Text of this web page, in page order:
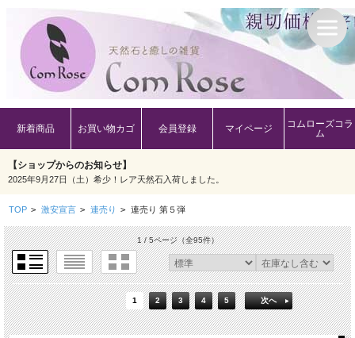
新着商品 お買い物カゴ 会員登録 マイページ
コムローズコラ
ム
【ショップからのお知らせ】
2025年9月27日（土）希少！レア天然石入荷しました。
TOP > 激安宣言 > 連売り > 連売り 第５弾
1 / 5ページ（全95件）
1 2 3 4 5 次へ